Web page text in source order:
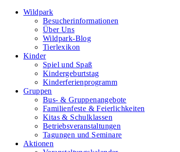
Wildpark
Besucherinformationen
Über Uns
Wildpark-Blog
Tierlexikon
Kinder
Spiel und Spaß
Kindergeburtstag
Kinderferienprogramm
Gruppen
Bus- & Gruppenangebote
Familienfeste & Feierlichkeiten
Kitas & Schulklassen
Betriebsveranstaltungen
Tagungen und Seminare
Aktionen